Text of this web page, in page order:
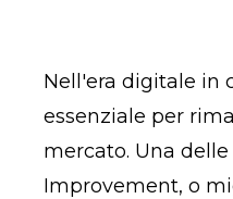
Nell'era digitale in
essenziale per
mercato. Una
Improvement, o